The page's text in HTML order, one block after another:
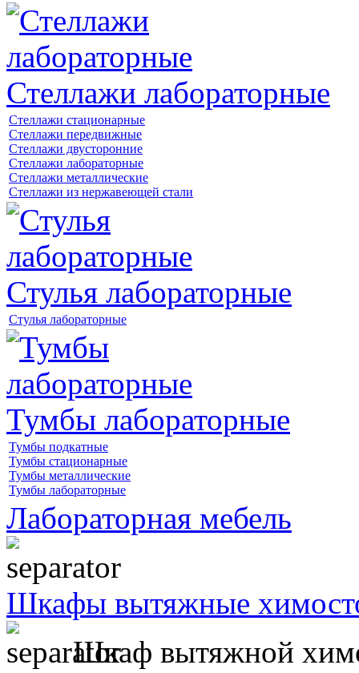
Стеллажи лабораторные
Стеллажи стационарные
Стеллажи передвижные
Стеллажи двусторонние
Стеллажи лабораторные
Стеллажи металлические
Стеллажи из нержавеющей стали
Стулья лабораторные
Стулья лабораторные
Тумбы лабораторные
Тумбы подкатные
Тумбы стационарные
Тумбы металлические
Тумбы лабораторные
Лабораторная мебель
Шкафы вытяжные
Шкаф вытяжной